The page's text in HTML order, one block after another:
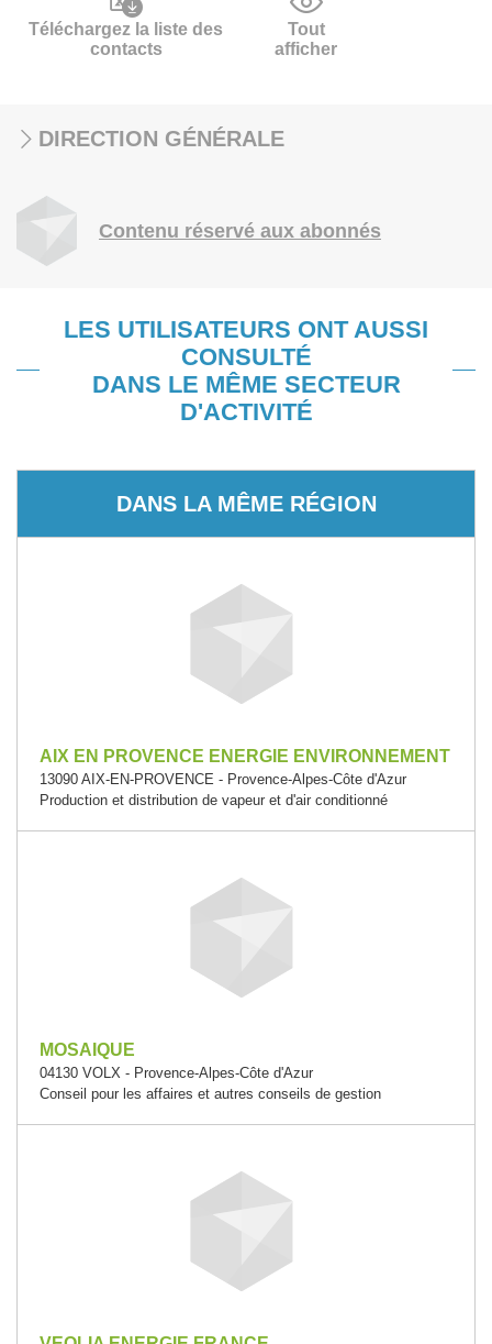
Téléchargez la liste des
contacts
Tout
afficher
DIRECTION GÉNÉRALE
Contenu réservé aux abonnés
LES UTILISATEURS ONT AUSSI
CONSULTÉ
DANS LE MÊME SECTEUR
D'ACTIVITÉ
DANS LA MÊME RÉGION
AIX EN PROVENCE ENERGIE ENVIRONNEMENT
13090 AIX-EN-PROVENCE - Provence-Alpes-Côte d'Azur
Production et distribution de vapeur et d'air conditionné
MOSAIQUE
04130 VOLX - Provence-Alpes-Côte d'Azur
Conseil pour les affaires et autres conseils de gestion